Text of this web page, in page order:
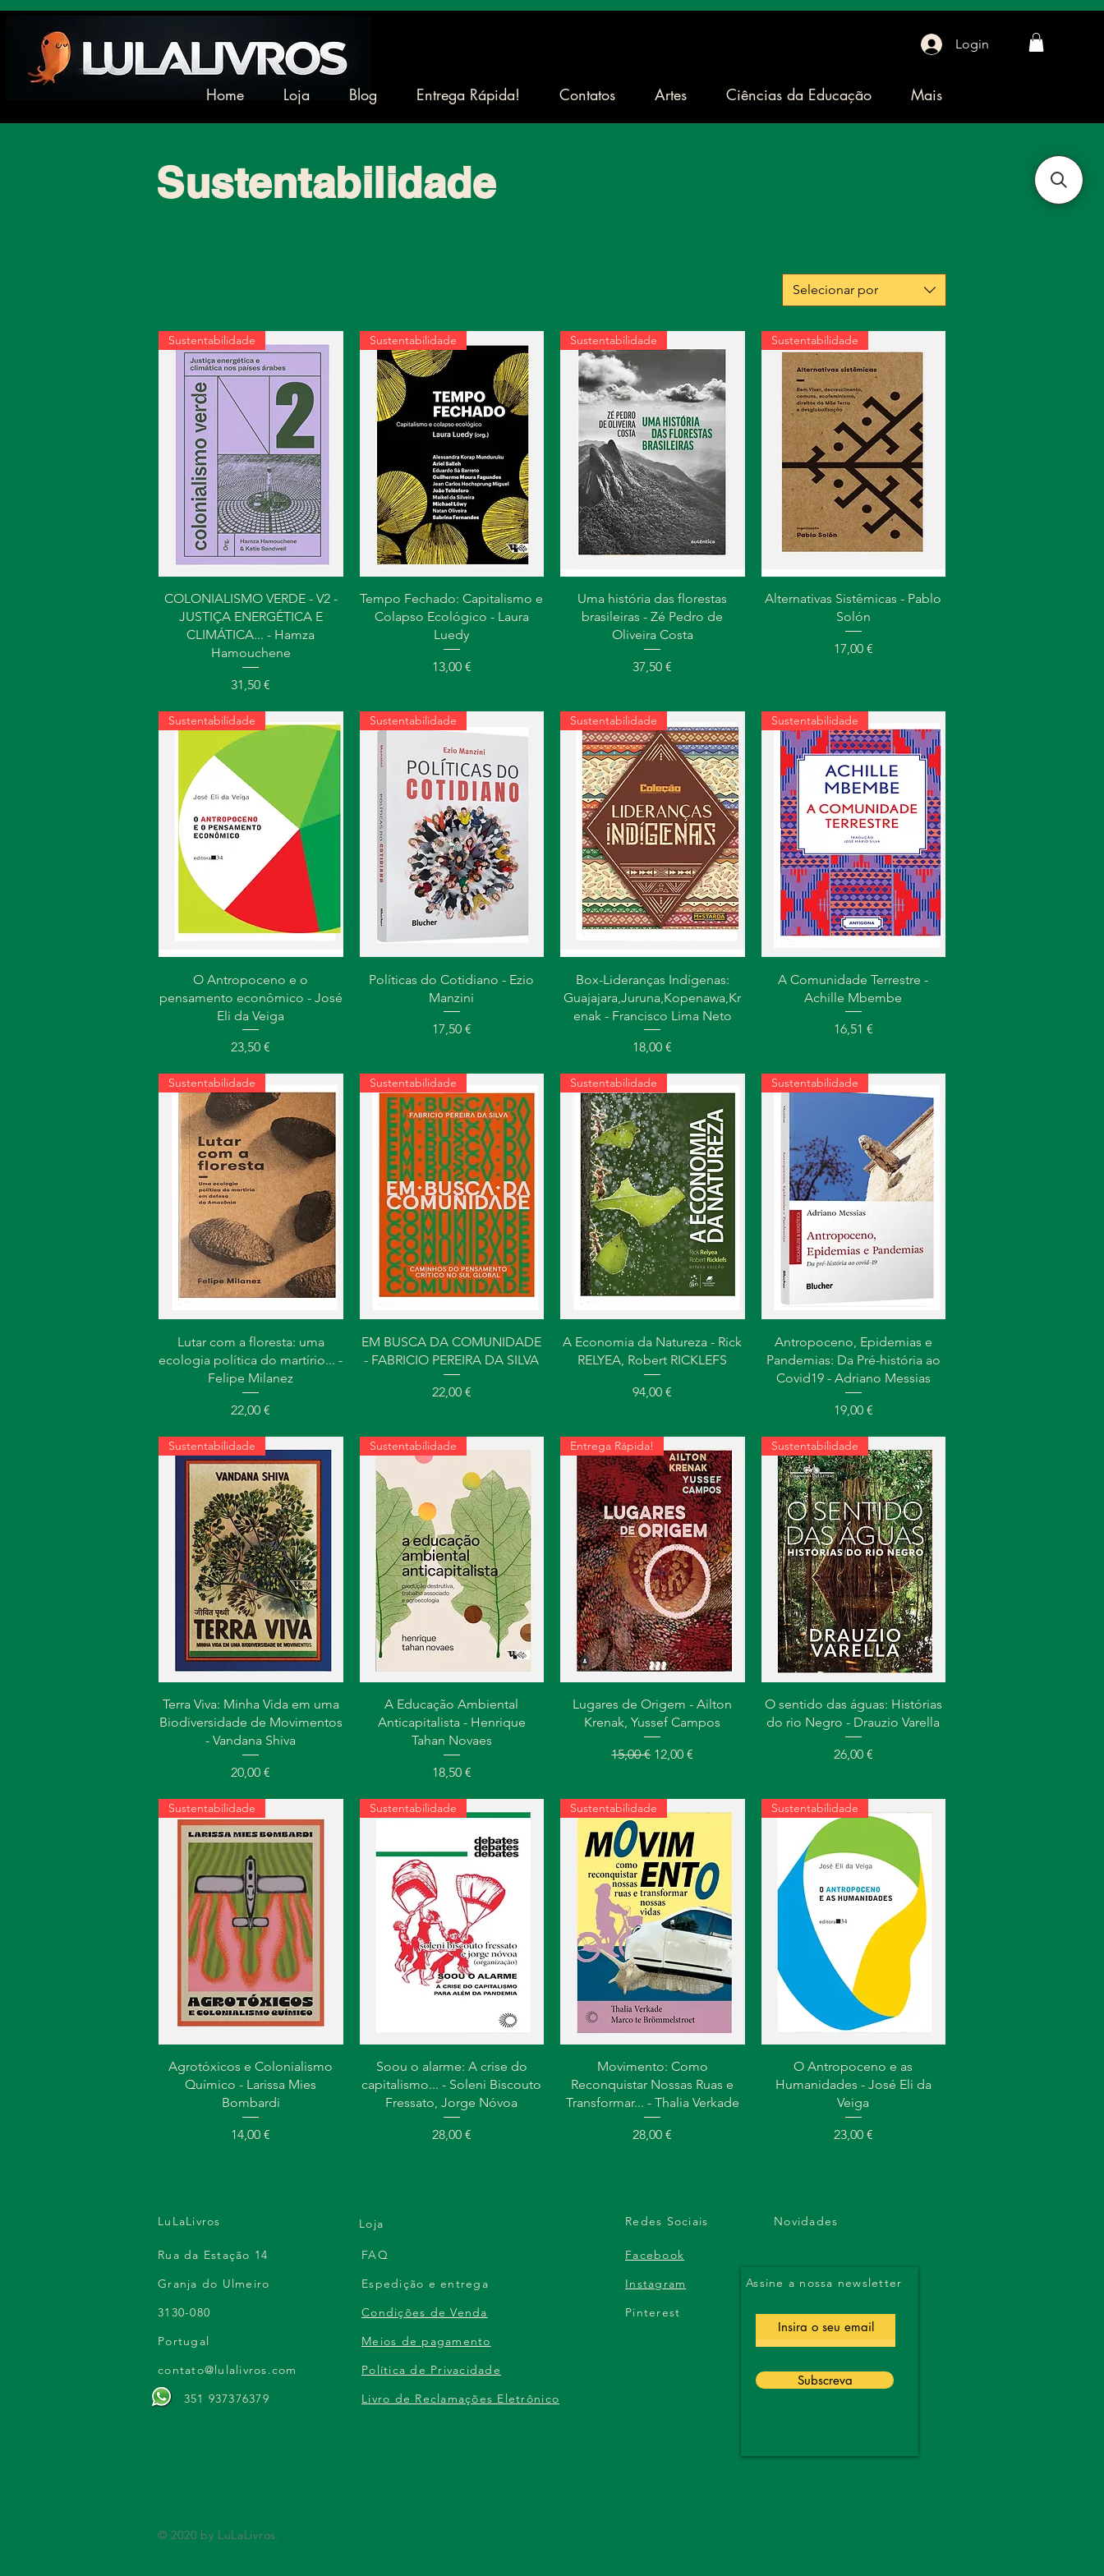
Login
Home Loja Blog Entrega Rápida! Contatos Artes Ciências da Educação Mais
Sustentabilidade
Selecionar por
Visualização rápida
Sustentabilidade
COLONIALISMO VERDE - V2 -
JUSTIÇA ENERGÉTICA E
CLIMÁTICA... - Hamza
Hamouchene
Preço
31,50 €
Visualização rápida
Sustentabilidade
Tempo Fechado: Capitalismo e
Colapso Ecológico - Laura
Luedy
Preço
13,00 €
Visualização rápida
Sustentabilidade
Uma história das florestas
brasileiras - Zé Pedro de
Oliveira Costa
Preço
37,50 €
Visualização rápida
Sustentabilidade
Alternativas Sistêmicas - Pablo
Solón
Preço
17,00 €
Visualização rápida
Sustentabilidade
O Antropoceno e o
pensamento econômico - José
Eli da Veiga
Preço
23,50 €
Visualização rápida
Sustentabilidade
Políticas do Cotidiano - Ezio
Manzini
Preço
17,50 €
Visualização rápida
Sustentabilidade
Box-Lideranças Indígenas:
Guajajara,Juruna,Kopenawa,Kr
enak - Francisco Lima Neto
Preço
18,00 €
Visualização rápida
Sustentabilidade
A Comunidade Terrestre -
Achille Mbembe
Preço
16,51 €
Visualização rápida
Sustentabilidade
Lutar com a floresta: uma
ecologia política do martírio... -
Felipe Milanez
Preço
22,00 €
Visualização rápida
Sustentabilidade
EM BUSCA DA COMUNIDADE
- FABRICIO PEREIRA DA SILVA
Preço
22,00 €
Visualização rápida
Sustentabilidade
A Economia da Natureza - Rick
RELYEA, Robert RICKLEFS
Preço
94,00 €
Visualização rápida
Sustentabilidade
Antropoceno, Epidemias e
Pandemias: Da Pré-história ao
Covid19 - Adriano Messias
Preço
19,00 €
Visualização rápida
Sustentabilidade
Terra Viva: Minha Vida em uma
Biodiversidade de Movimentos
- Vandana Shiva
Preço
20,00 €
Visualização rápida
Sustentabilidade
A Educação Ambiental
Anticapitalista - Henrique
Tahan Novaes
Preço
18,50 €
Visualização rápida
Entrega Rápida!
Lugares de Origem - Ailton
Krenak, Yussef Campos
Preço normal
15,00 € Preço promocional
12,00 €
Visualização rápida
Sustentabilidade
O sentido das águas: Histórias
do rio Negro - Drauzio Varella
Preço
26,00 €
Visualização rápida
Sustentabilidade
Agrotóxicos e Colonialismo
Químico - Larissa Mies
Bombardi
Preço
14,00 €
Visualização rápida
Sustentabilidade
Soou o alarme: A crise do
capitalismo... - Soleni Biscouto
Fressato, Jorge Nóvoa
Preço
28,00 €
Visualização rápida
Sustentabilidade
Movimento: Como
Reconquistar Nossas Ruas e
Transformar... - Thalia Verkade
Preço
28,00 €
Visualização rápida
Sustentabilidade
O Antropoceno e as
Humanidades - José Eli da
Veiga
Preço
23,00 €
LuLaLivros Loja
Rua da Estação 14
Granja do Ulmeiro
3130-080
Portugal
contato@lulalivros.com
351 937376379
FAQ
Espedição e entrega
Condições de Venda
Meios de pagamento
Política de Privacidade
Livro de Reclamações Eletrônico
Redes Sociais Novidades
Facebook
Instagram
Pinterest
Assine a nossa newsletter
Subscreva
© 2020 by LuLaLivros.